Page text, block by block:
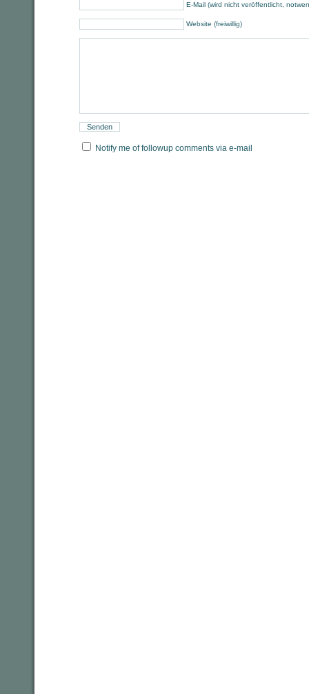
E-Mail (wird nicht veröffentlicht,
Website (freiwillig)
Notify me of followup comments via e-mail